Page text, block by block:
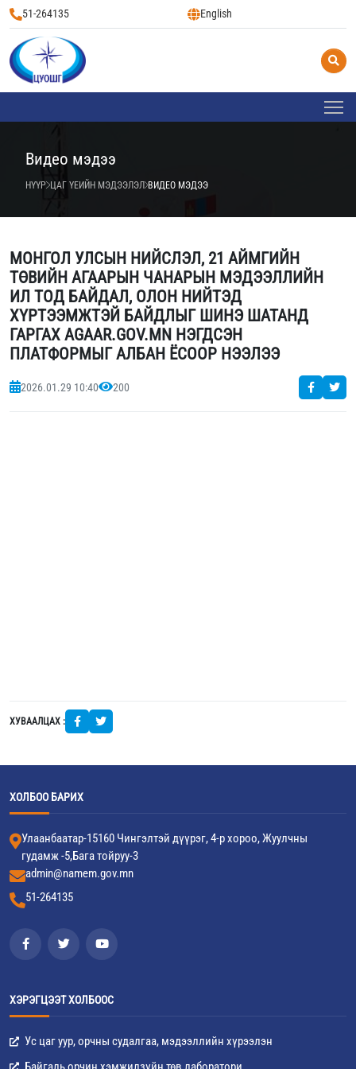
51-264135 English
Видео мэдээ
НҮҮР ЦАГ ҮЕИЙН МЭДЭЭЛЭЛ ВИДЕО МЭДЭЭ
МОНГОЛ УЛСЫН НИЙСЛЭЛ, 21 АЙМГИЙН
ТӨВИЙН АГААРЫН ЧАНАРЫН МЭДЭЭЛЛИЙН
ИЛ ТОД БАЙДАЛ, ОЛОН НИЙТЭД
ХҮРТЭЭМЖТЭЙ БАЙДЛЫГ ШИНЭ ШАТАНД
ГАРГАХ AGAAR.GOV.MN НЭГДСЭН
ПЛАТФОРМЫГ АЛБАН ЁСООР НЭЭЛЭЭ
2026.01.29 10:40 200
ХУВААЛЦАХ :
ХОЛБОО БАРИХ
Улаанбаатар-15160 Чингэлтэй дүүрэг, 4-р хороо, Жуулчны
гудамж -5,Бага тойруу-3
admin@namem.gov.mn
51-264135
ХЭРЭГЦЭЭТ ХОЛБООС
Ус цаг уур, орчны судалгаа, мэдээллийн хүрээлэн